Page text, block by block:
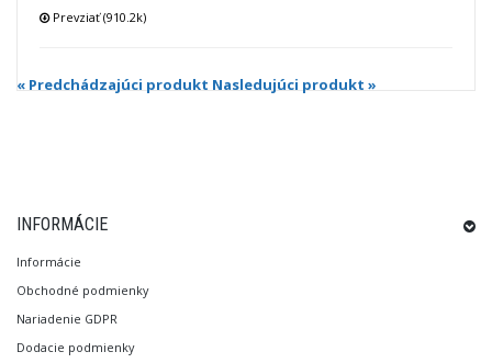
Prevziať (910.2k)
« Predchádzajúci produkt Nasledujúci produkt »
INFORMÁCIE
Informácie
Obchodné podmienky
Nariadenie GDPR
Dodacie podmienky